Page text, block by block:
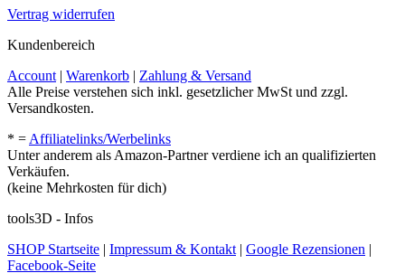
Vertrag widerrufen
Kundenbereich
Account | Warenkorb | Zahlung & Versand
Alle Preise verstehen sich inkl. gesetzlicher MwSt und zzgl.
Versandkosten.
* = Affiliatelinks/Werbelinks
Unter anderem als Amazon-Partner verdiene ich an qualifizierten
Verkäufen.
(keine Mehrkosten für dich)
tools3D - Infos
SHOP Startseite | Impressum & Kontakt | Google Rezensionen |
Facebook-Seite